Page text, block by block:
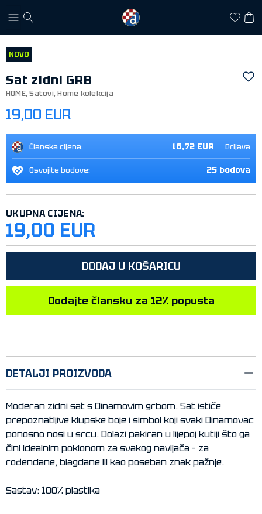
NOVO
Sat zidni GRB
HOME,Satovi,Home kolekcija
19,00 EUR
Članska cijena: 16,72 EUR Prijava
Osvojite bodove: 25 bodova
UKUPNA CIJENA:
19,00 EUR
DODAJ U KOŠARICU
Dodajte člansku za 12% popusta
DETALJI PROIZVODA
Moderan zidni sat s Dinamovim grbom. Sat ističe
prepoznatljive klupske boje i simbol koji svaki Dinamovac
ponosno nosi u srcu. Dolazi pakiran u lijepoj kutiji što ga
čini idealnim poklonom za svakog navijača – za
rođendane, blagdane ili kao poseban znak pažnje.
Sastav: 100% plastika